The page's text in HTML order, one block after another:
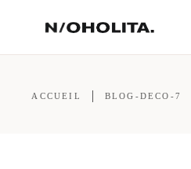
ACCUEIL BLOG-DECO-7